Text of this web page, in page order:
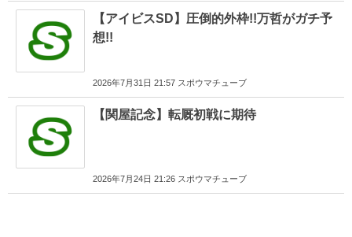
【アイビスSD】圧倒的外枠!!万哲がガチ予
想!!
2026年7月31日 21:57 スポウマチューブ
【関屋記念】転厩初戦に期待
2026年7月24日 21:26 スポウマチューブ